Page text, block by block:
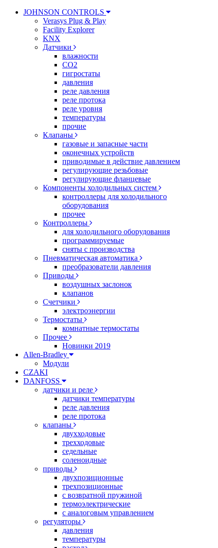
JOHNSON CONTROLS
Verasys Plug & Play
Facility Explorer
KNX
Датчики
влажности
CO2
гигростаты
давления
реле давления
реле протока
реле уровня
температуры
прочие
Клапаны
газовые и запасные части
оконечных устройств
приводимые в действие давлением
регулирующие резьбовые
регулирующие фланцевые
Компоненты холодильных систем
контроллеры для холодильного
оборудования
прочее
Контроллеры
для холодильного оборудования
программируемые
сняты с производства
Пневматическая автоматика
преобразователи давления
Приводы
воздушных заслонок
клапанов
Счетчики
электроэнергии
Термостаты
комнатные термостаты
Прочее
Новинки 2019
Allen-Bradley
Модули
CZAKI
DANFOSS
датчики и реле
датчики температуры
реле давления
реле протока
клапаны
двухходовые
трехходовые
седельные
соленоидные
приводы
двухпозиционные
трехпозиционные
с возвратной пружиной
термоэлектрические
с аналоговым управлением
регуляторы
давления
температуры